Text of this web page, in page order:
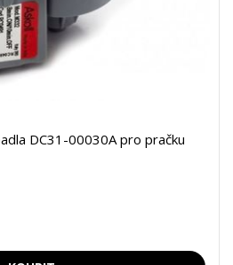
DC31-00030A pro pračku